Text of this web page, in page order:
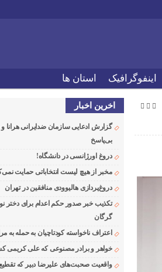
اینفوگرافیک استان ها
اخرین اخبار
گزارش ادعایی سازمان ضدایرانی
بی‌پاسخ
دروغ اورژانسی در دانشگاه!
مخبر از هیچ لیست انتخاباتی حمایت
دروغ‌پردازی هالیوودی منافقین در تهران
تکذیب خبر صدور حکم اعدام برای دختر
گرگان
اعتراف ناخواسته کودتاچیان به حمله به
خواهر و برادر مصنوعی که علی کریمی
واقعیت صحبت‌های علیرضا دبیر که